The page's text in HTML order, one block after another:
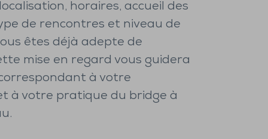
horaires, accueil des
de rencontres et niveau de
êtes déjà adepte de
mise en regard vous guidera
à votre
à votre pratique du bridge à